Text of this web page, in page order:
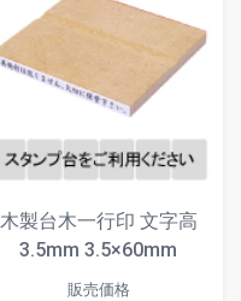
木製台木一行印 文字高
3.5mm 3.5×60mm
販売価格